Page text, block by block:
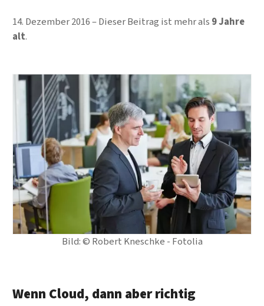
14. Dezember 2016 Dieser Beitrag ist mehr als 9 Jahre
alt.
Bild: © Robert Kneschke - Fotolia
Wenn Cloud, dann aber richtig